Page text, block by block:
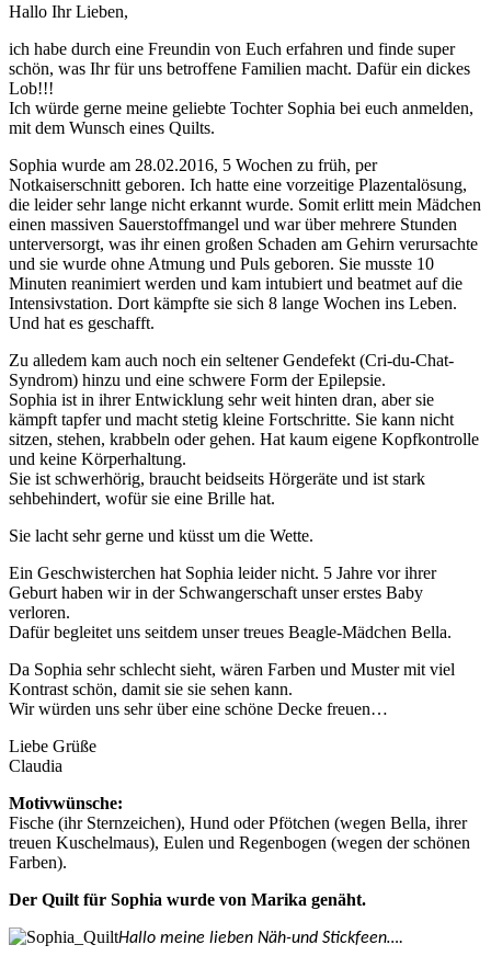
Hallo Ihr Lieben,
ich habe durch eine Freundin von Euch erfahren und finde super
schön, was Ihr für uns betroffene Familien macht. Dafür ein dickes
Lob!!!
Ich würde gerne meine geliebte Tochter Sophia bei euch anmelden,
mit dem Wunsch eines Quilts.
Sophia wurde am 28.02.2016, 5 Wochen zu früh, per
Notkaiserschnitt geboren. Ich hatte eine vorzeitige Plazentalösung,
die leider sehr lange nicht erkannt wurde. Somit erlitt mein Mädchen
einen massiven Sauerstoffmangel und war über mehrere Stunden
unterversorgt, was ihr einen großen Schaden am Gehirn verursachte
und sie wurde ohne Atmung und Puls geboren. Sie musste 10
Minuten reanimiert werden und kam intubiert und beatmet auf die
Intensivstation. Dort kämpfte sie sich 8 lange Wochen ins Leben.
Und hat es geschafft.
Zu alledem kam auch noch ein seltener Gendefekt (Cri-du-Chat-
Syndrom) hinzu und eine schwere Form der Epilepsie.
Sophia ist in ihrer Entwicklung sehr weit hinten dran, aber sie
kämpft tapfer und macht stetig kleine Fortschritte. Sie kann nicht
sitzen, stehen, krabbeln oder gehen. Hat kaum eigene Kopfkontrolle
und keine Körperhaltung.
Sie ist schwerhörig, braucht beidseits Hörgeräte und ist stark
sehbehindert, wofür sie eine Brille hat.
Sie lacht sehr gerne und küsst um die Wette.
Ein Geschwisterchen hat Sophia leider nicht. 5 Jahre vor ihrer
Geburt haben wir in der Schwangerschaft unser erstes Baby
verloren.
Dafür begleitet uns seitdem unser treues Beagle-Mädchen Bella.
Da Sophia sehr schlecht sieht, wären Farben und Muster mit viel
Kontrast schön, damit sie sie sehen kann.
Wir würden uns sehr über eine schöne Decke freuen…
Liebe Grüße
Claudia
Motivwünsche:
Fische (ihr Sternzeichen), Hund oder Pfötchen (wegen Bella, ihrer
treuen Kuschelmaus), Eulen und Regenbogen (wegen der schönen
Farben).
Der Quilt für Sophia wurde von Marika genäht.
Hallo meine lieben Näh-und Stickfeen….